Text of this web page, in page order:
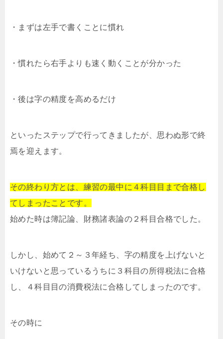
・まずは左手で書くことに慣れ
・慣れたら右手よりも速く動くことが分かった
・後は字の精度を高めるだけ
といったステップで行ってきましたが、思わぬ形で終
焉を迎えます。
その終わり方とは、練習の最中に４科目目まで合格し
てしまったことです。
始めた時は簿記論、財務諸表論の２科目合格でした。
しかし、始めて２～３年経ち、字の精度を上げないと
いけないと思っているうちに３科目の所得税法に合格
し、４科目目の消費税法に合格してしまったのです。
その時に